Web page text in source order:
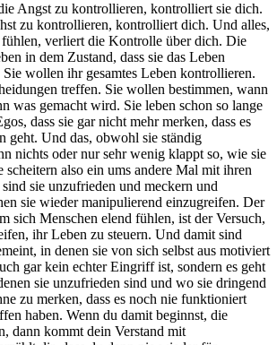
Angst zu kontrollieren, kontrolliert sie dich.
zu kontrollieren, kontrolliert dich. Und alles,
verliert die Kontrolle über dich. Die
in dem Zustand, dass sie das Leben
wollen ihr gesamtes Leben kontrollieren.
treffen. Sie wollen bestimmen, wann
was gemacht wird. Sie leben schon so lange
dass sie gar nicht mehr merken, dass es
geht. Und das, obwohl sie ständig
nichts oder nur sehr wenig klappt so, wie sie
scheitern also ein ums andere Mal mit ihren
sie unzufrieden und meckern und
sie wieder manipulierend einzugreifen. Der
sich Menschen elend fühlen, ist der Versuch,
ihr Leben zu steuern. Und damit sind
in denen sie von sich selbst aus motiviert
gar kein echter Eingriff ist, sondern es geht
sie unzufrieden sind und wo sie dringend
zu merken, dass es noch nie funktioniert
haben. Wenn du damit beginnst, die
dann kommt dein Verstand mit